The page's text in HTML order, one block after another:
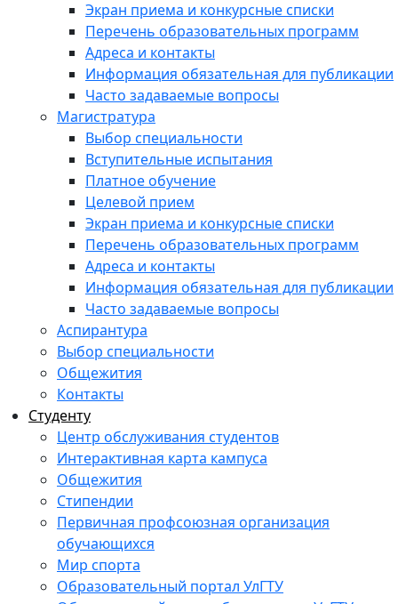
Экран приема и конкурсные списки
Перечень образовательных программ
Адреса и контакты
Информация обязательная для публикации
Часто задаваемые вопросы
Магистратура
Выбор специальности
Вступительные испытания
Платное обучение
Целевой прием
Экран приема и конкурсные списки
Перечень образовательных программ
Адреса и контакты
Информация обязательная для публикации
Часто задаваемые вопросы
Аспирантура
Выбор специальности
Общежития
Контакты
Студенту
Центр обслуживания студентов
Интерактивная карта кампуса
Общежития
Стипендии
Первичная профсоюзная организация
обучающихся
Мир спорта
Образовательный портал УлГТУ